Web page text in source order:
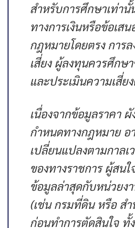
สำหรับการศึกษาเท่า
ทางการเงินหรือข้อเส
กฎหมายโดยตรง การ
เสี่ยง ผู้ลงทุนควรศึกษ
และประเมินความเสี่ย
เนื่องจากข้อมูลราคา ผั
กำหนดทางกฎหมาย อ
เปลี่ยนแปลงตามกาลเ
ของทางราชการ ผู้สน
ข้อมูลล่าสุดกับหน่วยง
(เช่น กรมที่ดิน หรือ สำ
ก่อนทำการตัดสินใจ ทั้